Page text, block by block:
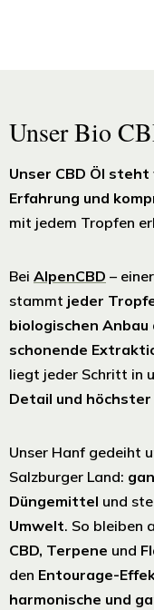
Unser Bio
Unser CBD Öl
Erfahrung und
mit jedem Tropfen
Bei AlpenCBD –
stammt jeder
biologischen
schonende
liegt jeder Schritt in
Detail und
Unser Hanf gedeiht
Salzburger Land:
Düngemittel und
Umwelt. So bleiben
CBD, Terpene und
den Entourage-
harmonische und